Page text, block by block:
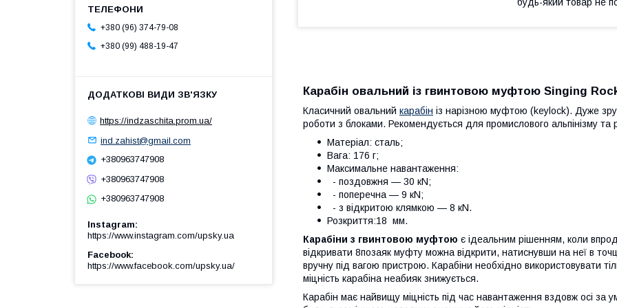
Карабін овальний із гвинтовою муфтою Singing
Класичний овальний карабін із нарізною муфтою (keylock). Дуже
роботи з блоками. Рекомендується для промислового альпінізму та
Матеріал: сталь;
Вага: 176 г;
Максимальне навантаження:
- поздовжня — 30 кN;
- поперечна — 9 кN;
- з відкритою клямкою — 8 кN.
Розкриття:18 мм.
Карабіни з гвинтовою муфтою є ідеальним рішенням, коли
відкривати 8позаяк муфту можна відкрити, натиснувши на неї в
вручну під вагою пристрою. Карабіни необхідно використовувати
міцність карабіна неабияк знижується.
Карабін має найвищу міцність під час навантаження вздовж осі
+380 (96) 374-79-08
+380 (99) 488-19-47
https://indzaschita.prom.ua/
ind.zahist@gmail.com
+380963747908
+380963747908
+380963747908
Instagram
https://www.instagram.com/upsky.ua
Facebook
https://www.facebook.com/upsky.ua/